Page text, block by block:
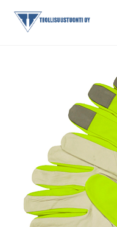
suoraan